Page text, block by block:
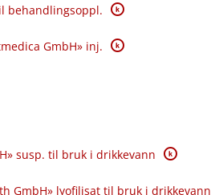
behandlingsoppl. K
GmbH» inj. K
susp. til bruk i drikkevann K
GmbH» lyofilisat til bruk i drikkevann